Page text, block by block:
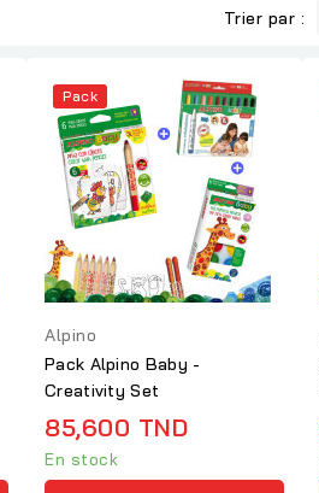
Trier par :
Pack
Alpino
Pack Alpino Baby -
Creativity Set
85,600 TND
En stock